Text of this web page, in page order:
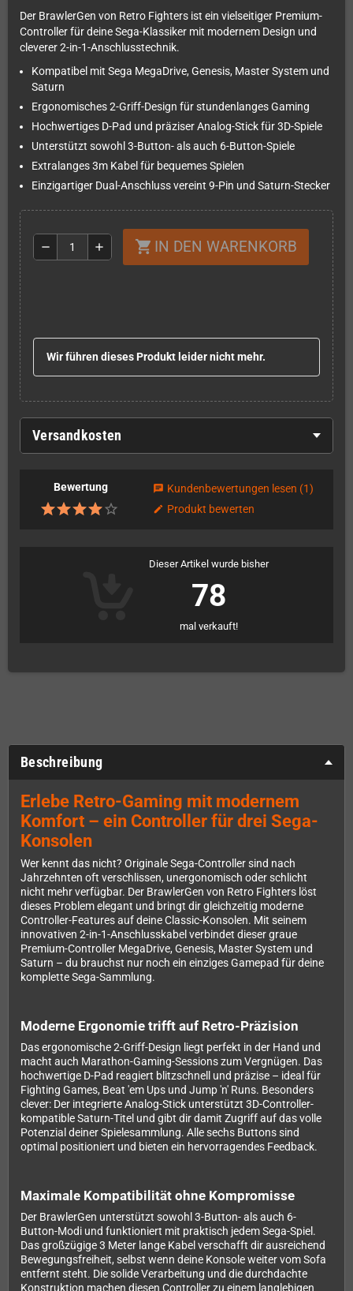
Der BrawlerGen von Retro Fighters ist ein vielseitiger Premium-
Controller für deine Sega-Klassiker mit modernem Design und
cleverer 2-in-1-Anschlusstechnik.
Kompatibel mit Sega MegaDrive, Genesis, Master System und
Saturn
Ergonomisches 2-Griff-Design für stundenlanges Gaming
Hochwertiges D-Pad und präziser Analog-Stick für 3D-Spiele
Unterstützt sowohl 3-Button- als auch 6-Button-Spiele
Extralanges 3m Kabel für bequemes Spielen
Einzigartiger Dual-Anschluss vereint 9-Pin und Saturn-Stecker
remove add shopping_cart IN DEN WARENKORB
Wir führen dieses Produkt leider nicht mehr.
Versandkosten
Bewertung chat Kundenbewertungen lesen (1)
edit Produkt bewerten
Dieser Artikel wurde bisher
78
mal verkauft!
Beschreibung
Erlebe Retro-Gaming mit modernem
Komfort – ein Controller für drei Sega-
Konsolen
Wer kennt das nicht? Originale Sega-Controller sind nach
Jahrzehnten oft verschlissen, unergonomisch oder schlicht
nicht mehr verfügbar. Der BrawlerGen von Retro Fighters löst
dieses Problem elegant und bringt dir gleichzeitig moderne
Controller-Features auf deine Classic-Konsolen. Mit seinem
innovativen 2-in-1-Anschlusskabel verbindet dieser graue
Premium-Controller MegaDrive, Genesis, Master System und
Saturn – du brauchst nur noch ein einziges Gamepad für deine
komplette Sega-Sammlung.
Moderne Ergonomie trifft auf Retro-Präzision
Das ergonomische 2-Griff-Design liegt perfekt in der Hand und
macht auch Marathon-Gaming-Sessions zum Vergnügen. Das
hochwertige D-Pad reagiert blitzschnell und präzise – ideal für
Fighting Games, Beat 'em Ups und Jump 'n' Runs. Besonders
clever: Der integrierte Analog-Stick unterstützt 3D-Controller-
kompatible Saturn-Titel und gibt dir damit Zugriff auf das volle
Potenzial deiner Spielesammlung. Alle sechs Buttons sind
optimal positioniert und bieten ein hervorragendes Feedback.
Maximale Kompatibilität ohne Kompromisse
Der BrawlerGen unterstützt sowohl 3-Button- als auch 6-
Button-Modi und funktioniert mit praktisch jedem Sega-Spiel.
Das großzügige 3 Meter lange Kabel verschafft dir ausreichend
Bewegungsfreiheit, selbst wenn deine Konsole weiter vom Sofa
entfernt steht. Die solide Verarbeitung und die durchdachte
Konstruktion machen diesen Controller zu einem langlebigen